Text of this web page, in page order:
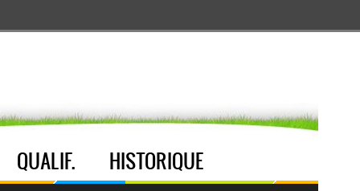
QUALIF. HISTORIQUE